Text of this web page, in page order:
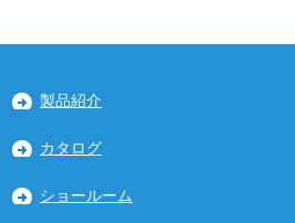
製品紹介
カタログ
ショールーム